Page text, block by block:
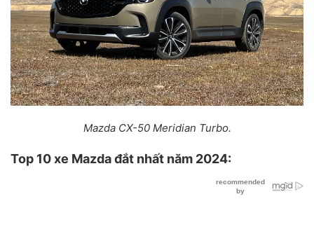
Mazda CX-50 Meridian Turbo.
Top 10xe Mazda đắt nhất năm 2024: